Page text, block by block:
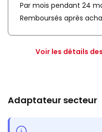
Par mois pendant 24
Remboursés après
Voir les détails
Adaptateur secteur